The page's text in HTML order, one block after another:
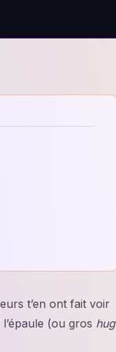
t’en ont fait voir
(ou gros hug